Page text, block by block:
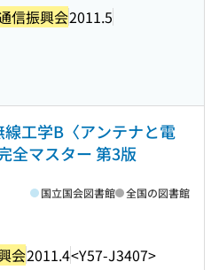
信振興会2011.5
線工学B〈アンテナと電
全マスター 第3版
会2011.4<Y57-J3407>
国立国会図書館 全国の図書館